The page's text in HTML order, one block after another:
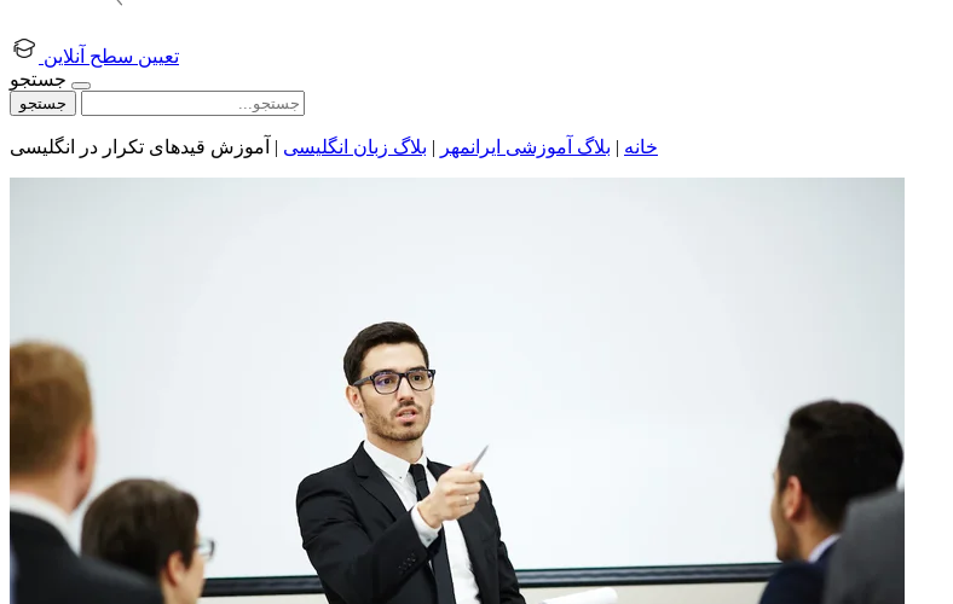
تعیین سطح آنلاین
جستجو
جستجو
خانه | بلاگ آموزشی ایرانمهر | بلاگ زبان انگلیسی | آموزش قیدهای تکرار در انگلیسی